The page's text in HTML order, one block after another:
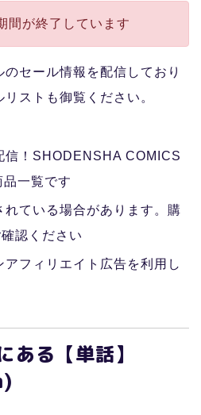
間が終了しています
セール情報を配信しており
ストも御覧ください。
信！SHODENSHA COMICS
一覧です
ている場合があります。購
認ください
アフィリエイト広告を利用し
ある【単話】